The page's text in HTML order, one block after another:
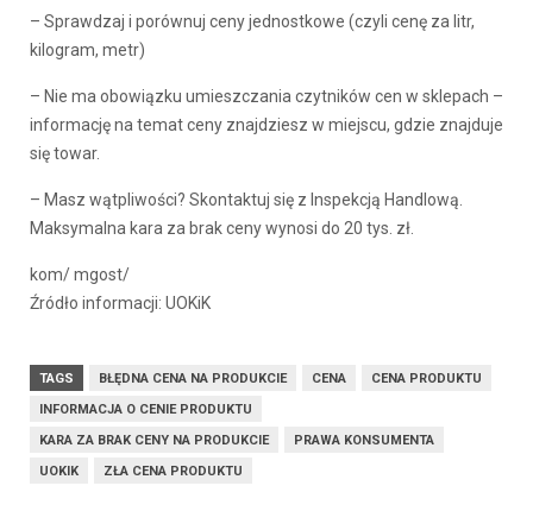
– Sprawdzaj i porównuj ceny jednostkowe (czyli cenę za litr,
kilogram, metr)
– Nie ma obowiązku umieszczania czytników cen w sklepach –
informację na temat ceny znajdziesz w miejscu, gdzie znajduje
się towar.
– Masz wątpliwości? Skontaktuj się z Inspekcją Handlową.
Maksymalna kara za brak ceny wynosi do 20 tys. zł.
kom/ mgost/
Źródło informacji: UOKiK
TAGS BŁĘDNA CENA NA PRODUKCIE CENA
CENA PRODUKTU
INFORMACJA O CENIE PRODUKTU
KARA ZA BRAK CENY NA PRODUKCIE
PRAWA KONSUMENTA
UOKIK
ZŁA CENA PRODUKTU